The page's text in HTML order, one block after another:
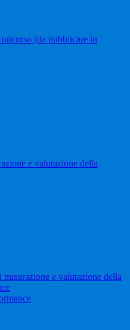
(da pubblicare in
e valutazione della
misurazione e valutazione della